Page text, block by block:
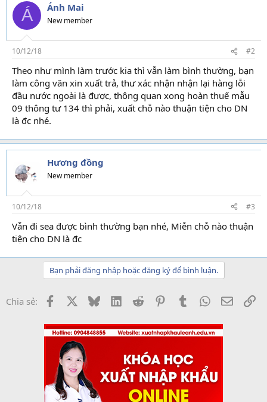
Á Ánh Mai
New member
10/12/18 #2
Theo như mình làm trước kia thì vẫn làm bình thường, bạn
làm công văn xin xuất trả, thư xác nhận nhận lại hàng lỗi
đầu nước ngoài là được, thông quan xong hoàn thuế mẫu
09 thông tư 134 thì phải, xuất chỗ nào thuận tiện cho DN
là đc nhé.
Hương đồng
New member
10/12/18 #3
Vẫn đi sea được bình thường bạn nhé, Miễn chỗ nào thuận
tiện cho DN là đc
Bạn phải đăng nhập hoặc đăng ký để bình luận.
Chia sẻ: Facebook BlueskyLinkedInReddit PinterestTumblrWhatsApp
Email